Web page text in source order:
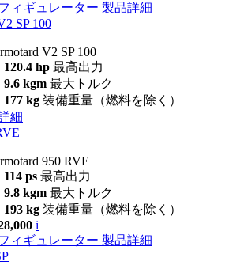
ィギュレーター 製品詳細
SP 100
V2 SP 100
120.4 hp 最高出力
9.6 kgm 最大トルク
177 kg 装備重量（燃料を除く）
細
950 RVE
114 ps 最高出力
9.8 kgm 最大トルク
193 kg 装備重量（燃料を除く）
i
ィギュレーター 製品詳細